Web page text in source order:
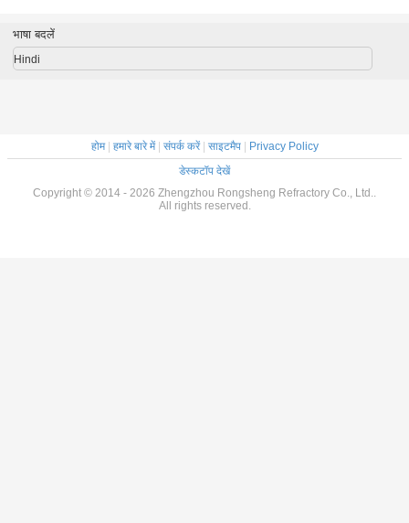
भाषा बदलें
Hindi
होम| हमारे बारे में| संपर्क करें| साइटमैप|
Privacy Policy
डेस्कटॉप देखें
Copyright © 2014 - 2026 Zhengzhou Rongsheng Refractory Co., Ltd..
All rights reserved.